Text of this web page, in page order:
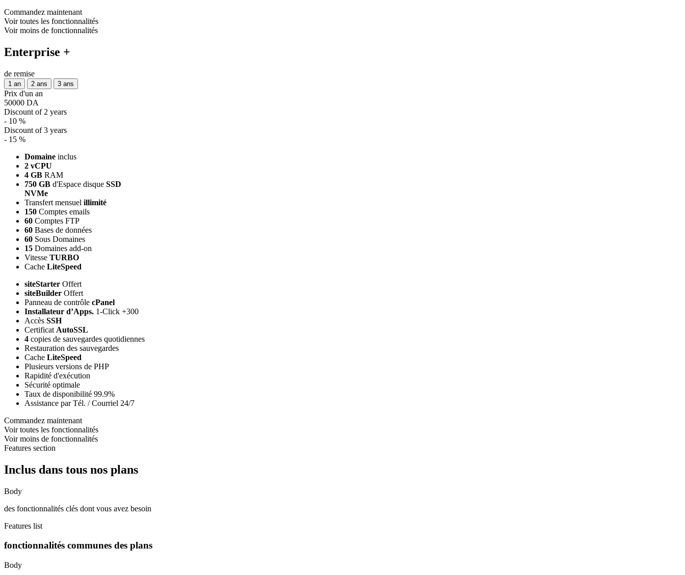
Commandez maintenant
Voir toutes les fonctionnalités
Voir moins de fonctionnalités
Enterprise +
de remise
1 an 2 ans 3 ans
Prix d'un an
50000 DA
Discount of 2 years
- 10 %
Discount of 3 years
- 15 %
Domaine inclus
2 vCPU
4 GB RAM
750 GB d'Espace disque SSD
NVMe
Transfert mensuel illimité
150 Comptes emails
60 Comptes FTP
60 Bases de données
60 Sous Domaines
15 Domaines add-on
Vitesse TURBO
Cache LiteSpeed
siteStarter Offert
siteBuilder Offert
Panneau de contrôle cPanel
Installateur d’Apps. 1-Click +300
Accès SSH
Certificat AutoSSL
4 copies de sauvegardes quotidiennes
Restauration des sauvegardes
Cache LiteSpeed
Plusieurs versions de PHP
Rapidité d'exécution
Sécurité optimale
Taux de disponibilité 99.9%
Assistance par Tél. / Courriel 24/7
Commandez maintenant
Voir toutes les fonctionnalités
Voir moins de fonctionnalités
Features section
Inclus dans tous nos plans
Body
des fonctionnalités clés dont vous avez besoin
Features list
fonctionnalités communes des plans
Body